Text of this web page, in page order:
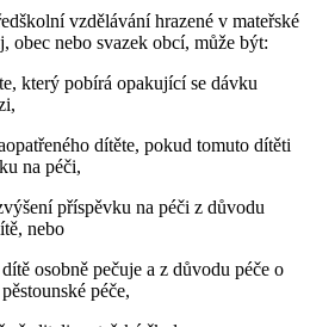
vzdělávání hrazené v mateřské
obec nebo svazek obcí, může být:
který pobírá opakující se dávku
dítěte, pokud tomuto dítěti
na péči,
příspěvku na péči z důvodu
nebo
osobně pečuje a z důvodu péče o
péče,